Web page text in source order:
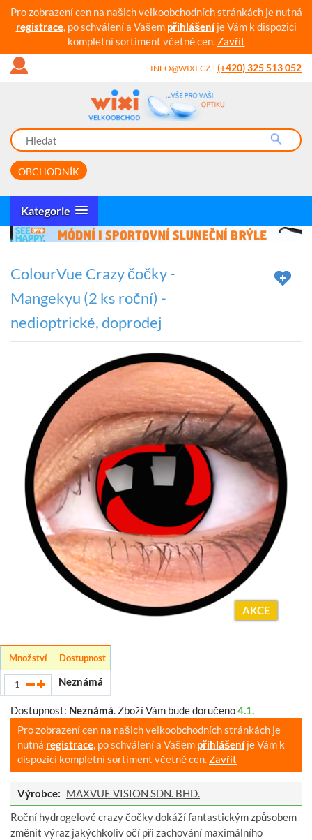
Pro zobrazení cen na našich velkoobchodních stránkách je nutná
registrace, po schválení a Vašem přihlášeníje Vám k dispozici
kompletní sortiment včetně cen. Zavřít
INFO@WIXI.CZ (+420) 325 513 052
OBCHODNÍK
Kategorie
ColourVue Crazy čočky -
Mangekyu (2 ks roční) -
nedioptrické, doprodej
AKCE
Množství Dostupnost
Neznámá
Dostupnost: Neznámá. Zboží Vám bude doručeno4.1.
Pro zobrazení cen na našich velkoobchodních stránkách je
nutná registrace, po schválení a Vašem přihlášeníje Vám k
dispozici kompletní sortiment včetně cen. Zavřít
Výrobce: MAXVUE VISION SDN. BHD.
Roční hydrogelové crazy čočky dokáží fantastickým způsobem
změnit výraz jakýchkoliv očí při zachování maximálního